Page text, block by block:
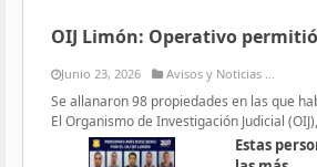
OIJ Limón: Operativo permitió
Junio 23, 2026 Avisos y Noticias ...
Se allanaron 98 propiedades en las que
El Organismo de Investigación Judicial
Estas